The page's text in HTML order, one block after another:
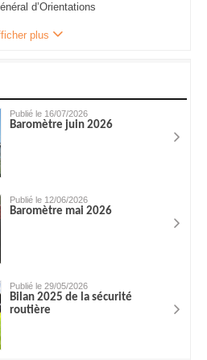
d’Orientations
plus
Publié le 16/07/2026
Baromètre juin 2026
Publié le 12/06/2026
Baromètre mai 2026
Publié le 29/05/2026
Bilan 2025 de la sécurité
routière